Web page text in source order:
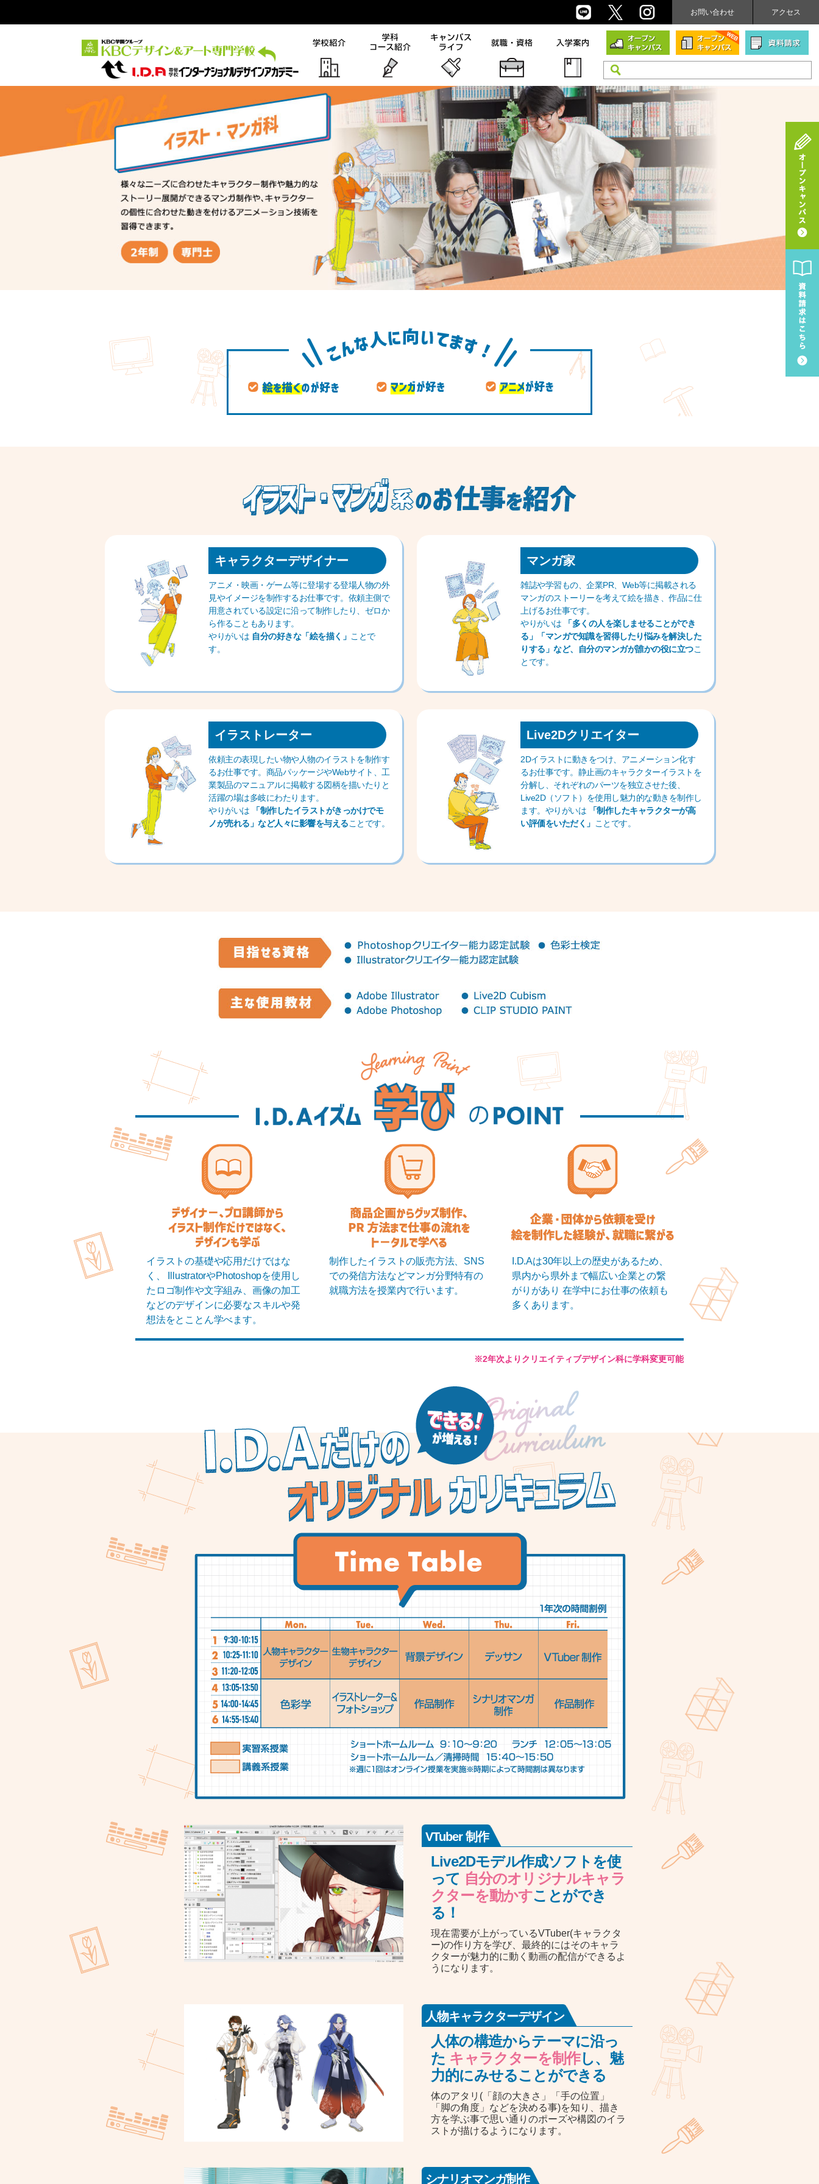
お問い合わせ アクセス
キャラクターデザイナー
アニメ・映画・ゲーム等に登場する登場人物の外
見やイメージを制作するお仕事です。依頼主側で
用意されている設定に沿って制作したり、ゼロか
ら作ることもあります。
やりがいは 自分の好きな「絵を描く」 ことで
す。
マンガ家
雑誌や学習もの、企業PR、Web等に掲載される
マンガのストーリーを考えて絵を描き、作品に仕
上げるお仕事です。
やりがいは
「多くの人を楽しませることができ
る」「マンガで知識を習得したり悩みを解決した
りする」など、自分のマンガが誰かの役に立つこ
とです。
イラストレーター
依頼主の表現したい物や人物のイラストを制作す
るお仕事です。商品パッケージやWebサイト、工
業製品のマニュアルに掲載する図柄を描いたりと
活躍の場は多岐にわたります。
やりがいは
「制作したイラストがきっかけでモ
ノが売れる」など人々に影響を与えることです。
Live2Dクリエイター
2Dイラストに動きをつけ、アニメーション化す
るお仕事です。静止画のキャラクターイラストを
分解し、それぞれのパーツを独立させた後、
Live2D（ソフト）を使用し魅力的な動きを制作し
ます。やりがいは
「制作したキャラクターが高
い評価をいただく」 ことです。
イラストの基礎や応用だけではな
く、
IllustratorやPhotoshopを使用し
たロゴ制作や文字組み、画像の加工
などのデザインに必要なスキルや発
想法をとことん学べます。
制作したイラストの販売方法、SNS
での発信方法などマンガ分野特有の
就職方法を授業内で行います。
I.D.Aは30年以上の歴史があるため、
県内から県外まで幅広い企業との繋
がりがあり 在学中にお仕事の依頼も
多くあります。
※2年次よりクリエイティブデザイン科に学科変更可能
VTuber 制作
Live2Dモデル作成ソフトを使
って 自分のオリジナルキャラ
クターを動かすことができ
る！
現在需要が上がっているVTuber(キャラクタ
ー)の作り方を学び、最終的にはそのキャラ
クターが魅力的に動く動画の配信ができるよ
うになります。
人物キャラクターデザイン
人体の構造からテーマに沿っ
た キャラクターを制作し、魅
力的にみせることができる
体のアタリ(「顔の大きさ」「手の位置」
「脚の角度」などを決める事)を知り、描き
方を学ぶ事で思い通りのポーズや構図のイラ
ストが描けるようになります。
シナリオマンガ制作